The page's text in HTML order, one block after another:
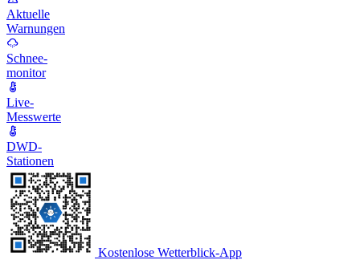
Aktuelle
Warnungen
Schnee-
monitor
Live-
Messwerte
DWD-
Stationen
Kostenlose Wetterblick-App